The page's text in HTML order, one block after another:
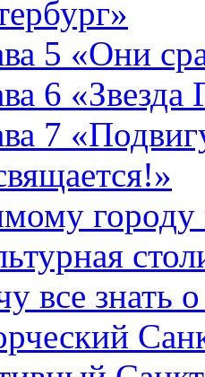
5 «Они
6 «Звезда
7
городу
все знать